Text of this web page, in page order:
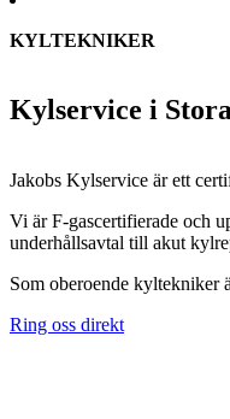
Kylservice i
Jakobs Kylservice är ett
Vi är F-gascertifierade och
underhållsavtal till akut
Som oberoende kyltekniker
KYLTEKNIKER
Ring oss direkt